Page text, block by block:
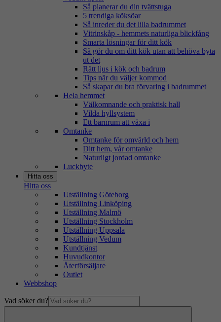
Så planerar du din tvättstuga
5 trendiga köksöar
Så inreder du det lilla badrummet
Vitrinskåp - hemmets naturliga blickfång
Smarta lösningar för ditt kök
Så gör du om ditt kök utan att behöva byta
ut det
Rätt ljus i kök och badrum
Tips när du väljer kommod
Så skapar du bra förvaring i badrummet
Hela hemmet
Välkomnande och praktisk hall
Vilda hyllsystem
Ett barnrum att växa i
Omtanke
Omtanke för omvärld och hem
Ditt hem, vår omtanke
Naturligt jordad omtanke
Luckbyte
Hitta oss
Hitta oss
Utställning Göteborg
Utställning Linköping
Utställning Malmö
Utställning Stockholm
Utställning Uppsala
Utställning Vedum
Kundtjänst
Huvudkontor
Återförsäljare
Outlet
Webbshop
Vad söker du?